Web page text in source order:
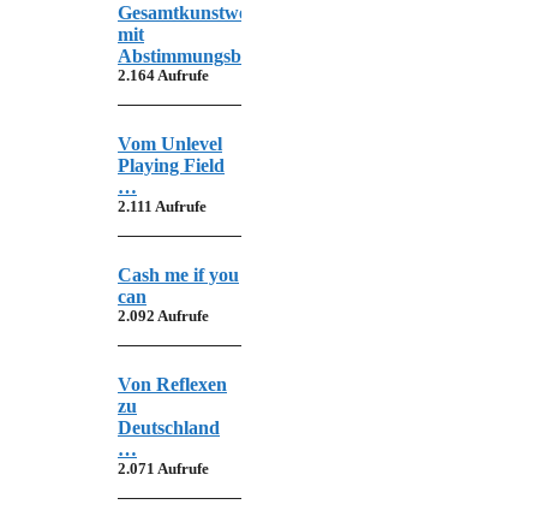
Gesamtkunstwerk
mit
Abstimmungsbedarf
2.164 Aufrufe
Vom Unlevel
Playing Field
…
2.111 Aufrufe
Cash me if you
can
2.092 Aufrufe
Von Reflexen
zu
Deutschland
…
2.071 Aufrufe